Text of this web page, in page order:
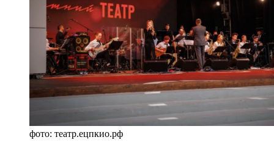
фото: театр.ецпкио.рф